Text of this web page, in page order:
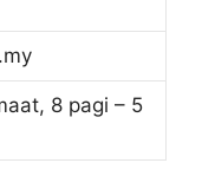
8 pagi – 5